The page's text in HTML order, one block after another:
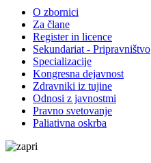
O zbornici
Za člane
Register in licence
Sekundariat - Pripravništvo
Specializacije
Kongresna dejavnost
Zdravniki iz tujine
Odnosi z javnostmi
Pravno svetovanje
Paliativna oskrba